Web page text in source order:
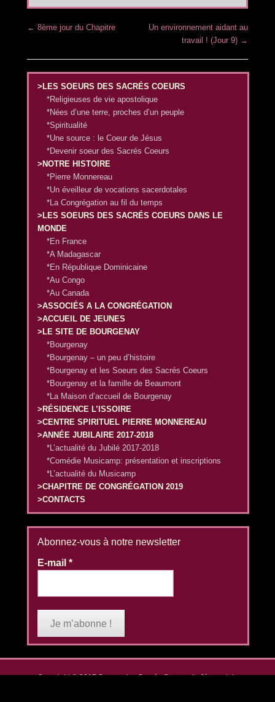
Post navigation
← 8ème jour du Chapitre
Un environnement aidant au
travail ! (Jour 9) →
>LES SOEURS DES SACRÉS COEURS
*Religieuses de vie apostolique
*Nées d’une terre, proches d’un peuple
*Spiritualité
*Une source : le Coeur de Jésus
*Devenir soeur des Sacrés Coeurs
>NOTRE HISTOIRE
*Pierre Monnereau
*Un éveilleur de vocations sacerdotales
*La Congrégation au fil du temps
>LES SOEURS DES SACRÉS COEURS DANS LE
MONDE
*En France
*A Madagascar
*En République Dominicaine
*Au Congo
*Au Canada
>ASSOCIÉS A LA CONGRÉGATION
>ACCUEIL DE JEUNES
>LE SITE DE BOURGENAY
*Bourgenay
*Bourgenay – un peu d’histoire
*Bourgenay et les Soeurs des Sacrés Coeurs
*Bourgenay et la famille de Beaumont
*La Maison d’accueil de Bourgenay
>RÉSIDENCE L’ISSOIRE
>CENTRE SPIRITUEL PIERRE MONNEREAU
>ANNÉE JUBILAIRE 2017-2018
*L’actualité du Jubilé 2017-2018
*Comédie Musicamp: présentation et inscriptions
*L’actualité du Musicamp
>CHAPITRE DE CONGRÉGATION 2019
>CONTACTS
Abonnez-vous à notre newsletter
E-mail*
Copyright © 2017Soeurs des Sacrés Coeurs de Jésus et de